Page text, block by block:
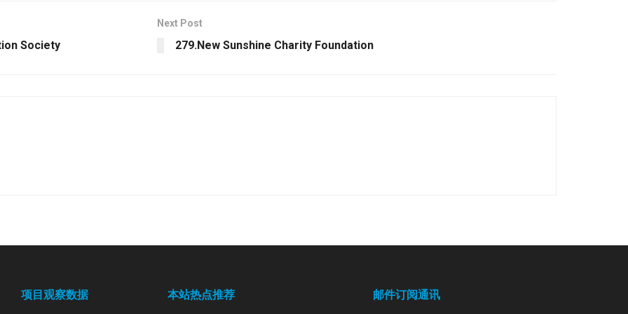
Society
Next Post
279.New Sunshine Charity Foundation
项目观察数据 本站热点推荐 邮件订阅通讯